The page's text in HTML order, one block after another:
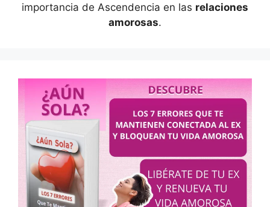
importancia de Ascendencia en las relaciones
amorosas.